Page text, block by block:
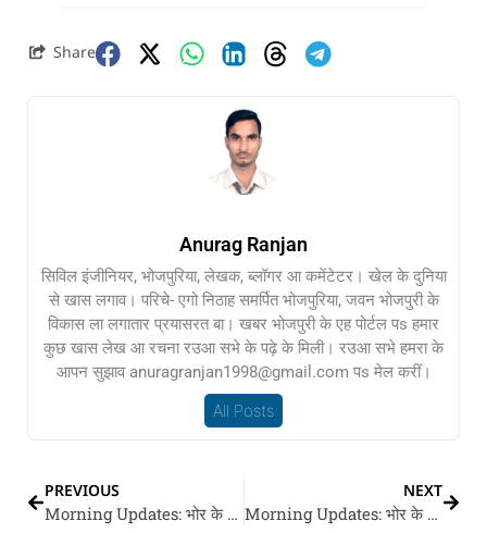
Share
Anurag Ranjan
सिविल इंजीनियर, भोजपुरिया, लेखक, ब्लॉगर आ कमेंटेटर। खेल के दुनिया
से खास लगाव। परिचे- एगो निठाह समर्पित भोजपुरिया, जवन भोजपुरी के
विकास ला लगातार प्रयासरत बा। खबर भोजपुरी के एह पोर्टल पs हमार
कुछ खास लेख आ रचना रउआ सभे के पढ़े के मिली। रउआ सभे हमरा के
आपन सुझाव anuragranjan1998@gmail.com पs मेल करीं।
All Posts
PREVIOUS
Morning Updates: भोर के 10 बड़ खबर
NEXT
Morning Updates: भोर के 10 बड़ खबर